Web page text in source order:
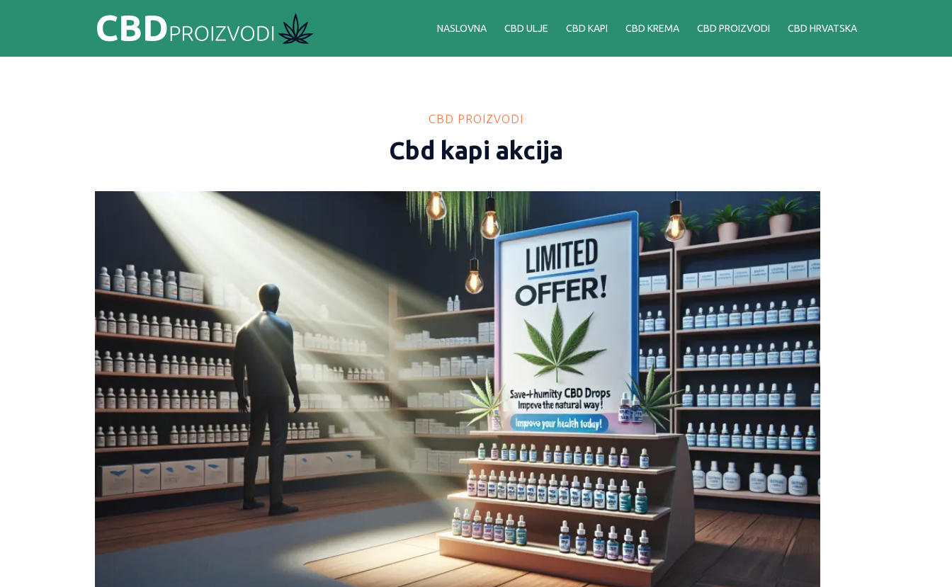
NASLOVNA CBD ULJE CBD KAPI CBD KREMA CBD PROIZVODI CBD HRVATSKA
CBD PROIZVODI
Cbd kapi akcija